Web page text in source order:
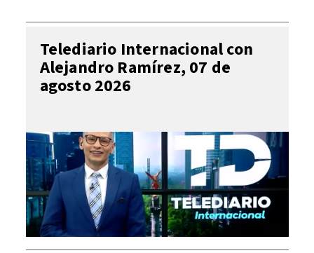
Telediario Internacional con
Alejandro Ramírez, 07 de
agosto 2026